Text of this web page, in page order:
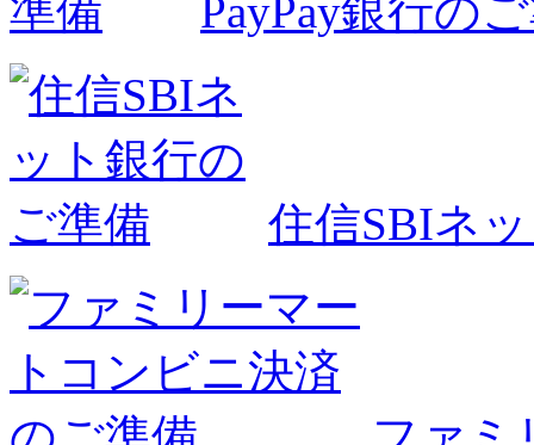
PayPay銀行の
住信SBIネ